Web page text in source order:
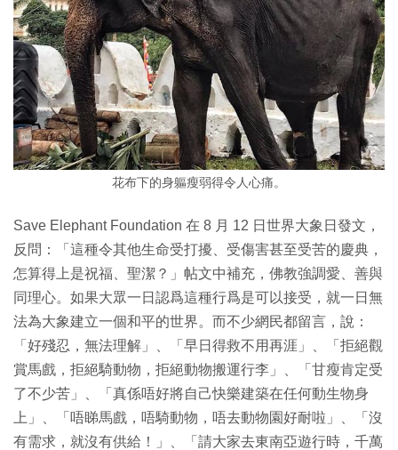
花布下的身軀瘦弱得令人心痛。
Save Elephant Foundation 在 8 月 12 日世界大象日發文，
反問：「這種令其他生命受打擾、受傷害甚至受苦的慶典，
怎算得上是祝福、聖潔？」帖文中補充，佛教強調愛、善與
同理心。如果大眾一日認爲這種行爲是可以接受，就一日無
法為大象建立一個和平的世界。而不少網民都留言，說：
「好殘忍，無法理解」、「早日得救不用再涯」、「拒絕觀
賞馬戲，拒絕騎動物，拒絕動物搬運行李」、「甘瘦肯定受
了不少苦」、「真係唔好將自己快樂建築在任何動生物身
上」、「唔睇馬戲，唔騎動物，唔去動物園好耐啦」、「沒
有需求，就沒有供給！」、「請大家去東南亞遊行時，千萬